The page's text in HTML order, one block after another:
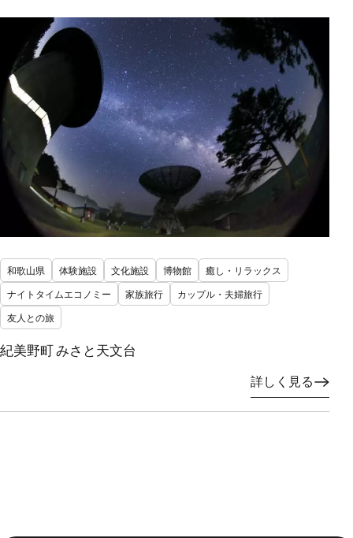
和歌山県 体験施設 文化施設 博物館
癒し・リラックス
ナイトタイムエコノミー
家族旅行
カップル・夫婦旅行
友人との旅
紀美野町 みさと天文台
詳しく見る